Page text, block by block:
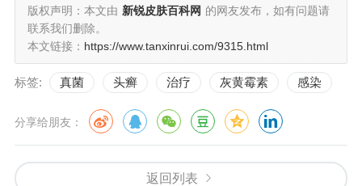
版权声明：本文由 新锐皮肤百科网 的网友发布，如有问题请
联系我们删除。
本文链接： https://www.tanxinrui.com/9315.html
标签: 真菌 头癣 治疗 灰黄霉素 感染
分享给朋友：
返回列表